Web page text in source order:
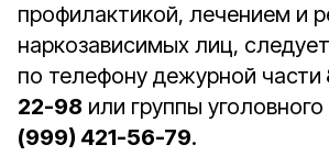
профилактикой, лечением и
наркозависимых лиц,
по телефону дежурной части
22-98 или группы
(999) 421-56-79.